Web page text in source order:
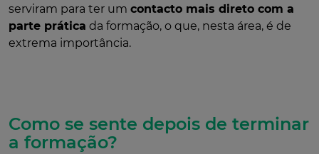
serviram para ter um contacto mais direto com a
parte prática da formação, o que, nesta área, é de
extrema importância.
Como se sente depois de terminar
a formação?